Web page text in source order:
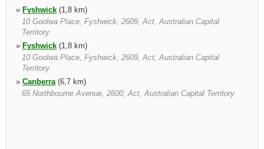
» Fyshwick (1,8 km)
10 Goolwa Place, Fyshwick, 2609, Act, Australian Capital
Territory
» Fyshwick (1,8 km)
10 Goolwa Place, Fyshwick, 2609, Act, Australian Capital
Territory
» Canberra(6,7 km)
65 Northbourne Avenue, 2600, Act, Australian Capital Territory